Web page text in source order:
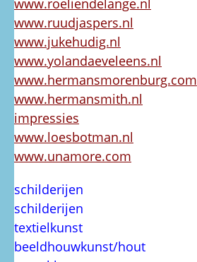
www.roeliendelange.nl
www.ruudjaspers.nl
www.jukehudig.nl
www.yolandaeveleens.nl
www.hermansmorenburg.com
www.hermansmith.nl
impressies
www.loesbotman.nl
www.unamore.com
schilderijen
schilderijen
textielkunst
beeldhouwkunst/hout